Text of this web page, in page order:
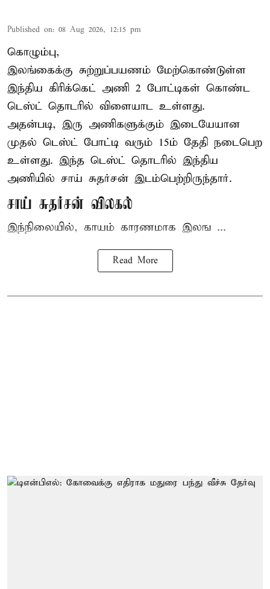
Published on: 08 Aug 2026, 12:15 pm
கொழும்பு,
இலங்கைக்கு சுற்றுப்பயணம் மேற்கொண்டுள்ள
இந்திய கிரிக்கெட் அணி 2 போட்டிகள் கொண்ட
டெஸ்ட் தொடரில் விளையாட உள்ளது.
அதன்படி, இரு அணிகளுக்கும் இடையேயான
முதல் டெஸ்ட் போட்டி வரும் 15ம் தேதி நடைபெற
உள்ளது. இந்த டெஸ்ட் தொடரில் இந்திய
அணியில் சாய் சுதர்சன் இடம்பெற்றிருந்தார்.
சாய் சுதர்சன் விலகல்
இந்நிலையில், காயம் காரணமாக இலங ...
Read More